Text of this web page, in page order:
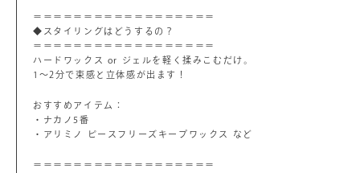
＝＝＝＝＝＝＝＝＝＝＝＝＝＝＝＝＝＝
◆スタイリングはどうするの？
＝＝＝＝＝＝＝＝＝＝＝＝＝＝＝＝＝＝
ハードワックス or ジェルを軽く揉みこむだけ。
1～2分で束感と立体感が出ます！
おすすめアイテム：
・ナカノ5番
・アリミノ ピースフリーズキープワックス など
＝＝＝＝＝＝＝＝＝＝＝＝＝＝＝＝＝＝